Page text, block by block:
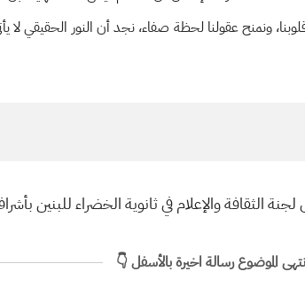
ونمنح عقولنا لحظة صفاء، نجد أن النور الحقيقي لا
الثقافة والإعلام في ثانوية الخضراء
الموضوع رسالة اخيرة بالأسفل 👇